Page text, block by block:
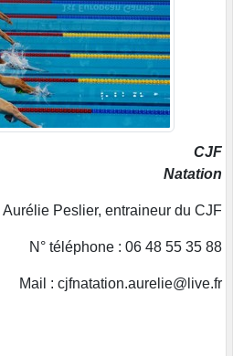
CJF
Natation
Aurélie Peslier, entraineur du CJF
N° téléphone : 06 48 55 35 88
Mail : cjfnatation.aurelie@live.fr